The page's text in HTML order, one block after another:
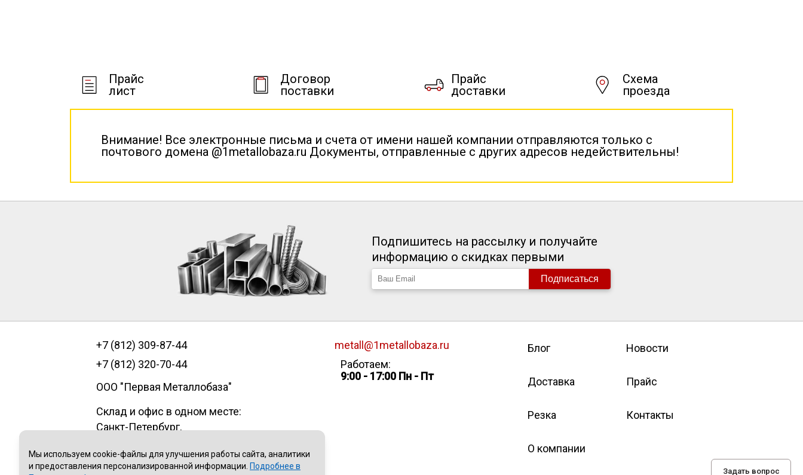
Прайс
лист
Договор
поставки
Прайс
доставки
Схема
проезда
Внимание! Все электронные письма и счета от имени нашей компании отправляются только с
почтового домена @1metallobaza.ru Документы, отправленные с других адресов недействительны!
Задать вопрос
Подпишитесь на рассылку и получайте
информацию о скидках первыми
Подписаться
+7 (812) 309-87-44
+7 (812) 320-70-44
ООО "Первая Металлобаза"
Склад и офис в одном месте:
Санкт-Петербург,
литер В, помещение 1Н
metall@1metallobaza.ru
Работаем:
9:00 - 17:00 Пн - Пт
Блог Новости
Доставка Прайс
Резка Контакты
О компании
Мы используем cookie-файлы для улучшения работы сайта, аналитики
и предоставления персонализированной информации. Подробнее в